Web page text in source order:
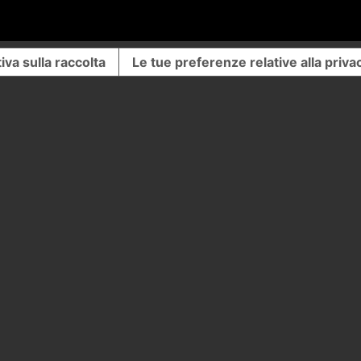
sulla raccolta Le tue preferenze relative alla